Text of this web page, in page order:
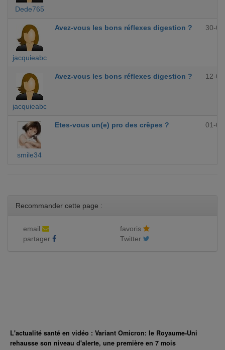
Dede765
jacquieabc
Avez-vous les bons réflexes digestion ? 30-
jacquieabc
Avez-vous les bons réflexes digestion ? 12-
smile34
Etes-vous un(e) pro des crêpes ? 01-
Recommander cette page :
email
favoris
partager
Twitter
L'actualité santé en vidéo : Variant Omicron: le Royaume-Uni
rehausse son niveau d'alerte, une première en 7 mois